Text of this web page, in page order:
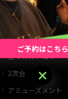
カテゴリー
全てのカテゴリー
2次会
アミューズメント
ご予約はこちら
ご予約はこちら